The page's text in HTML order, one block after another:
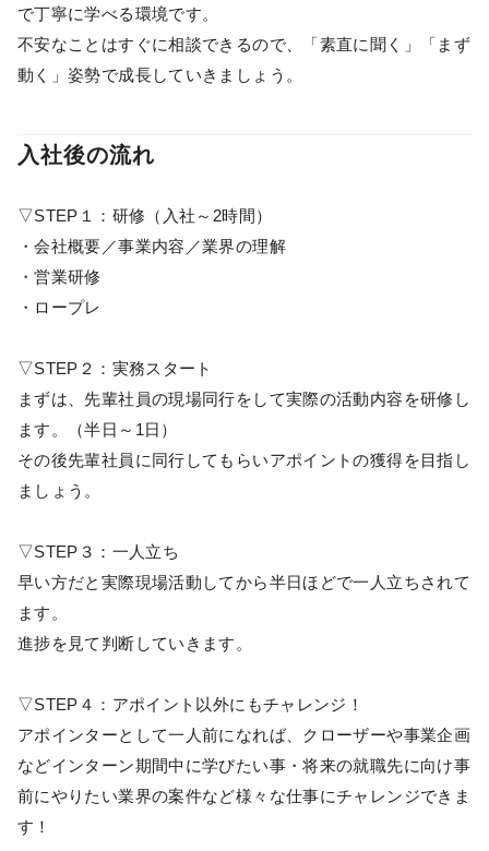
で丁寧に学べる環境です。
不安なことはすぐに相談できるので、「素直に聞く」「まず
動く」姿勢で成長していきましょう。
入社後の流れ
▽STEP１：研修（入社～2時間）
・会社概要／事業内容／業界の理解
・営業研修
・ロープレ
▽STEP２：実務スタート
まずは、先輩社員の現場同行をして実際の活動内容を研修し
ます。（半日～1日）
その後先輩社員に同行してもらいアポイントの獲得を目指し
ましょう。
▽STEP３：一人立ち
早い方だと実際現場活動してから半日ほどで一人立ちされて
ます。
進捗を見て判断していきます。
▽STEP４：アポイント以外にもチャレンジ！
アポインターとして一人前になれば、クローザーや事業企画
などインターン期間中に学びたい事・将来の就職先に向け事
前にやりたい業界の案件など様々な仕事にチャレンジできま
す！